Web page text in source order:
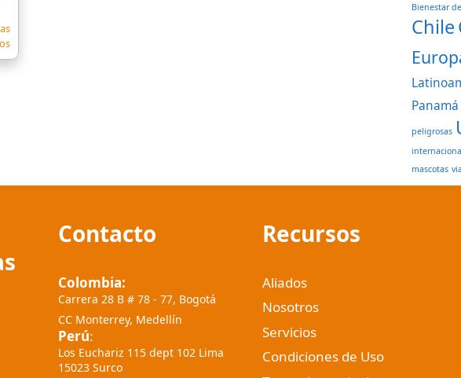
Bienestar
Chile
Panamá
peligrosas
mascotas
Contacto
Colombia:
Carrera 28 B # 78 - 77, Bogotá
CC Monterrey, Medellín
Perú:
Los Euchariz 115 dept 102 Lima
15023 Surco
Recursos
Aliados
Nosotros
Servicios
Condiciones de Uso